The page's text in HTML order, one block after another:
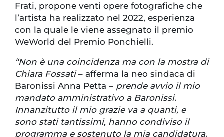
Frati, propone venti opere fotografiche che
l’artista ha realizzato nel 2022, esperienza
con la quale le viene assegnato il premio
WeWorld del Premio Ponchielli.
“Non è una coincidenza ma con la mostra di
Chiara Fossati– afferma la neo sindaca di
Baronissi Anna Petta – prende avvio il mio
mandato amministrativo a Baronissi.
Innanzitutto il mio grazie va a quanti, e
sono stati tantissimi, hanno condiviso il
programma e sostenuto la mia candidatura.